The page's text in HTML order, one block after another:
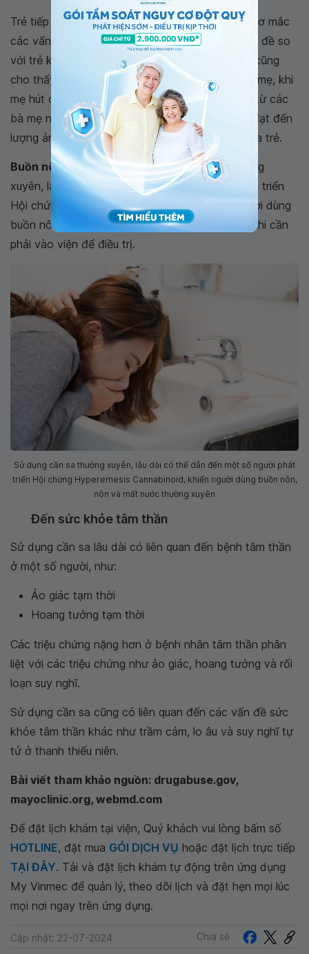
Trẻ tiếp xúc với cần sa trong bụng mẹ có nguy cơ mắc
các vấn đề về sự chú ý, trí nhớ và giải quyết vấn đề so
với trẻ không bị phơi nhiễm. Một số nghiên cứu cũng
cho thấy rằng lượng THC được bài tiết vào sữa mẹ, khi
mẹ hút cần sa mỗi ngày và trẻ được bú sữa mẹ từ các
bà mẹ này thì THC được truyền cho trẻ có thể đạt đến
lượng ảnh hưởng đến não bộ đang phát triển của trẻ.
Buồn nôn và nôn dữ dội.
Sử dụng cần sa thường
xuyên, lâu dài có thể dẫn đến một số người phát triển
Hội chứng Hyperemesis Cannabinoid, khiến người dùng
buồn nôn, nôn và mất nước thường xuyên, đôi khi cần
phải vào viện để điều trị.
Sử dụng cần sa thường xuyên, lâu dài có thể dẫn đến một số người phát
triển Hội chứng Hyperemesis Cannabinoid, khiến người dùng buồn nôn,
nôn và mất nước thường xuyên
Đến sức khỏe tâm thần
Sử dụng cần sa lâu dài có liên quan đến bệnh tâm thần
ở một số người, như:
Ảo giác tạm thời
Hoang tưởng tạm thời
Các triệu chứng nặng hơn ở bệnh nhân tâm thần phân
liệt với các triệu chứng như ảo giác, hoang tưởng và rối
loạn suy nghĩ.
Sử dụng cần sa cũng có liên quan đến các vấn đề sức
khỏe tâm thần khác như trầm cảm, lo âu và suy nghĩ tự
tử ở thanh thiếu niên.
Bài viết tham khảo nguồn: drugabuse.gov,
mayoclinic.org, webmd.com
Để đặt lịch khám tại viện, Quý khách vui lòng bấm số
HOTLINE, đặt mua GÓI DỊCH VỤ hoặc đặt lịch trực tiếp
TẠI ĐÂY. Tải và đặt lịch khám tự động trên ứng dụng
My Vinmec để quản lý, theo dõi lịch và đặt hẹn mọi lúc
mọi nơi ngay trên ứng dụng.
Cập nhật: 22-07-2024 Chia sẻ